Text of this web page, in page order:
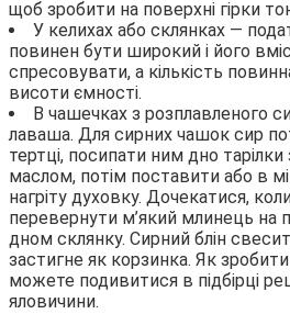
щоб зробити на поверхні гірки
У келихах або склянках —
повинен бути широкий і його
спресовувати, а кількість
висоти ємності.
В чашечках з розплавленого
лаваша. Для сирних чашок сир
тертці, посипати ним дно
маслом, потім поставити або в
нагріту духовку. Дочекатися,
перевернути м’який млинець на
дном склянку. Сирний блін
застигне як корзинка. Як
можете подивитися в підбірці
яловичини.